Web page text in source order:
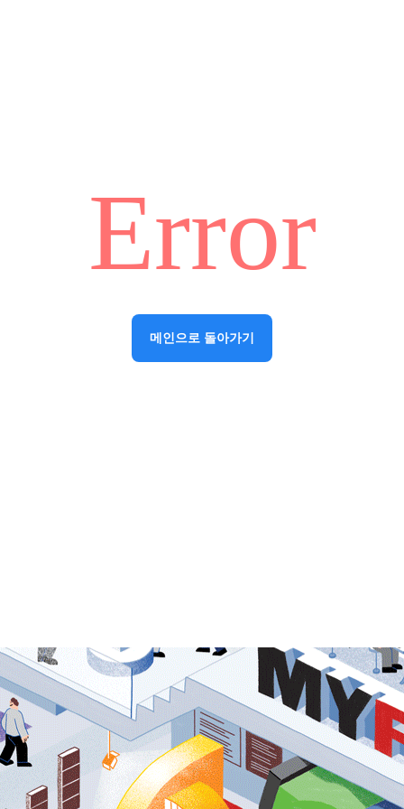
Error
메인으로 돌아가기